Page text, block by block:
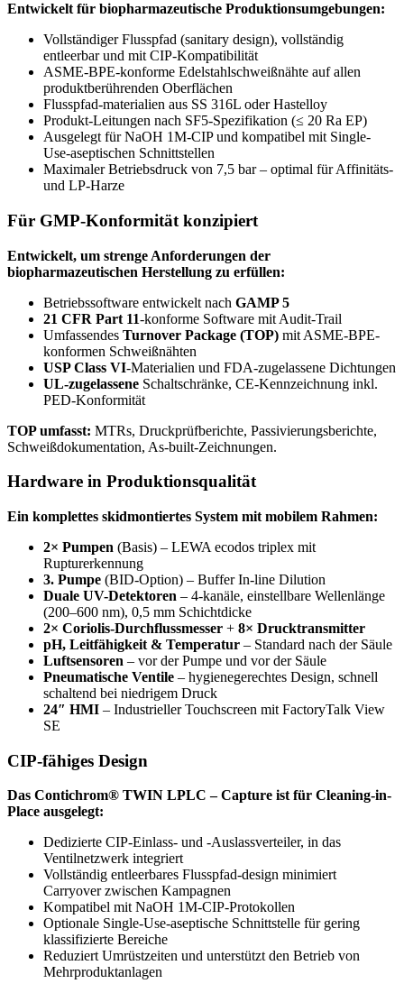
Entwickelt für biopharmazeutische Produktionsumgebungen:
Vollständiger Flusspfad (sanitary design), vollständig
entleerbar und mit CIP-Kompatibilität
ASME-BPE-konforme Edelstahlschweißnähte auf allen
produktberührenden Oberflächen
Flusspfad-materialien aus SS 316L oder Hastelloy
Produkt-Leitungen nach SF5-Spezifikation (≤ 20 Ra EP)
Ausgelegt für NaOH 1M-CIP und kompatibel mit Single-
Use-aseptischen Schnittstellen
Maximaler Betriebsdruck von 7,5 bar – optimal für Affinitäts-
und LP-Harze
Für GMP-Konformität konzipiert
Entwickelt, um strenge Anforderungen der
biopharmazeutischen Herstellung zu erfüllen:
Betriebssoftware entwickelt nach GAMP 5
21 CFR Part 11-konforme Software mit Audit-Trail
Umfassendes Turnover Package (TOP) mit ASME-BPE-
konformen Schweißnähten
USP Class VI-Materialien und FDA-zugelassene Dichtungen
UL-zugelassene Schaltschränke, CE-Kennzeichnung inkl.
PED-Konformität
TOP umfasst: MTRs, Druckprüfberichte, Passivierungsberichte,
Schweißdokumentation, As-built-Zeichnungen.
Hardware in Produktionsqualität
Ein komplettes skidmontiertes System mit mobilem Rahmen:
2× Pumpen (Basis) – LEWA ecodos triplex mit
Rupturerkennung
3. Pumpe (BID-Option) – Buffer In-line Dilution
Duale UV-Detektoren – 4-kanäle, einstellbare Wellenlänge
(200–600 nm), 0,5 mm Schichtdicke
2× Coriolis-Durchflussmesser + 8× Drucktransmitter
pH, Leitfähigkeit & Temperatur – Standard nach der Säule
Luftsensoren – vor der Pumpe und vor der Säule
Pneumatische Ventile – hygienegerechtes Design, schnell
schaltend bei niedrigem Druck
24″ HMI – Industrieller Touchscreen mit FactoryTalk View
SE
CIP-fähiges Design
Das Contichrom® TWIN LPLC – Capture ist für Cleaning-in-
Place ausgelegt:
Dedizierte CIP-Einlass- und -Auslassverteiler, in das
Ventilnetzwerk integriert
Vollständig entleerbares Flusspfad-design minimiert
Carryover zwischen Kampagnen
Kompatibel mit NaOH 1M-CIP-Protokollen
Optionale Single-Use-aseptische Schnittstelle für gering
klassifizierte Bereiche
Reduziert Umrüstzeiten und unterstützt den Betrieb von
Mehrproduktanlagen